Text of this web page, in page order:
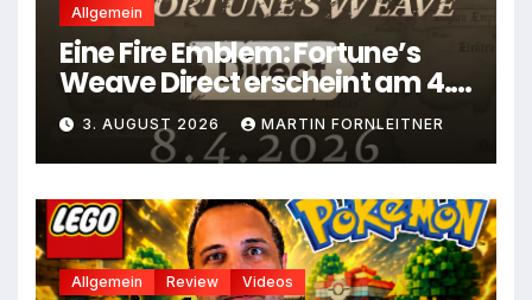
Allgemein
Eine Fire Emblem: Fortune’s
Weave Direct erscheint am 4.
August
3. AUGUST 2026 MARTIN FORNLEITNER
Allgemein Review Videos